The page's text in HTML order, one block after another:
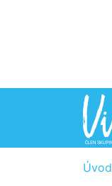
Úvod